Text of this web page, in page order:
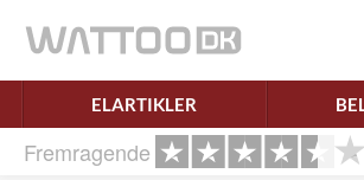
ELARTIKLER
Fremragende
Ret samtykke!